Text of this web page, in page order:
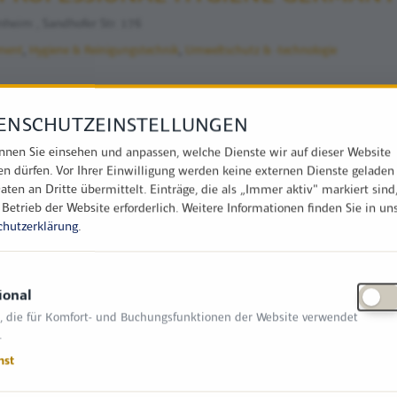
Hygiene & Reinigungstechnik Umweltschutz & -technologie
SÖHNE SERVICE GMBH
, Wegscheid 1a
Kommunale Beleuchtung Sanierung Umweltschutz & -technologie
Sie einsehen und anpassen, welche Dienste wir auf dieser Website
dürfen. Vor Ihrer Einwilligung werden keine externen Dienste
an Dritte übermittelt. Einträge, die als „Immer aktiv" markiert
der Website erforderlich. Weitere Informationen finden Sie in
.
die für Komfort- und Buchungsfunktionen der Website verwendet